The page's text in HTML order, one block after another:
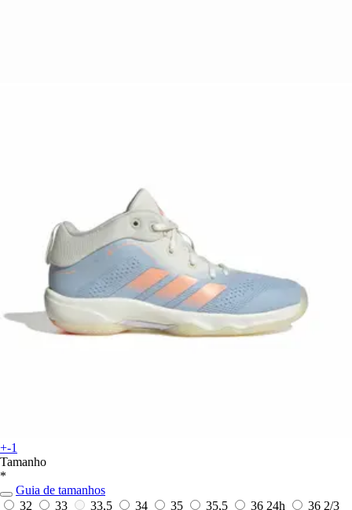
+-1
Tamanho
*
Guia de tamanhos
32
33 33,5 34 35 35,5 36 24h 36 2/3